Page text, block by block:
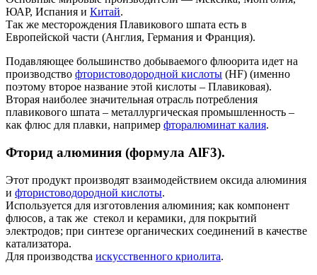
ЮАР, Испания и Китай.
Так же месторождения Плавикового шпата есть в
Европейской части (Англия, Германия и Франция).
Подавляющее большинство добываемого флюорита идет на
производство фтористоводородной кислоты (HF) (именно
поэтому второе название этой кислоты – Плавиковая).
Вторая наиболее значительная отрасль потребления
плавикового шпата – металлургическая промышленность –
как флюс для плавки, например фторалюминат калия.
Фторид алюминия (формула AlF3).
Этот продукт производят взаимодействием оксида алюминия
и фтористоводородной кислоты.
Используется для изготовления алюминия; как компонент
флюсов, а так же стекол и керамики, для покрытий
электродов; при синтезе органических соединений в качестве
катализатора.
Для производства искусственного криолита.